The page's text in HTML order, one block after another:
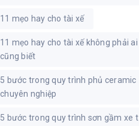
11 mẹo hay cho tài xế
11 mẹo hay cho tài xế không phải ai
cũng biết
5 bước trong quy trình phủ ceramic
chuyên nghiệp
5 bước trong quy trình sơn gầm xe t